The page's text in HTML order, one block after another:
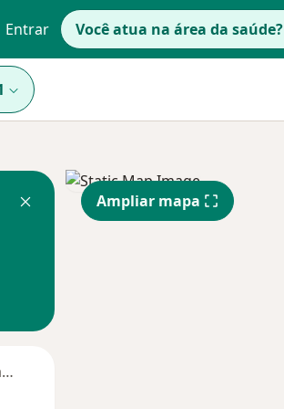
Entrar Você atua na área da saúde?
Segunda-feira
Ampliar mapa